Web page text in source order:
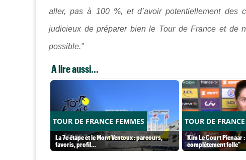
aller, pas à 100 %, et d’avoir potentiellement des
judicieux de préparer bien le Tour de France et de
possible."
A lire aussi...
TOUR DE FRANCE FEMMES
La 7e étape et le Mont Ventoux : parcours,
favoris, profil…
TOUR DE
Kim Le Court Pienaar
complètement folle"